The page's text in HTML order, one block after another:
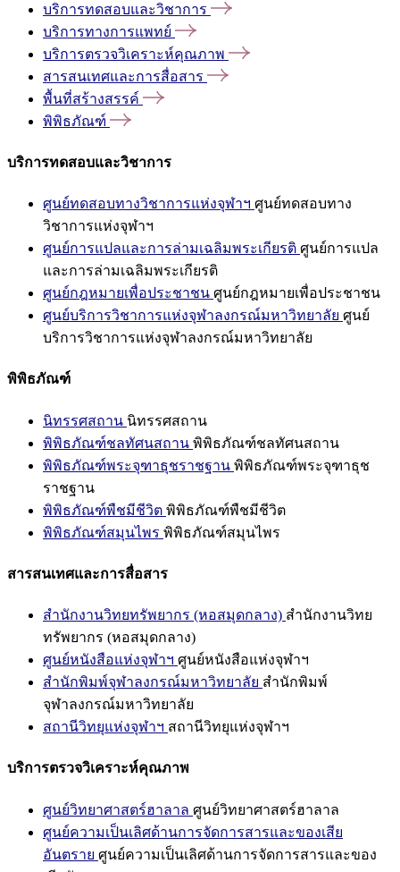
บริการทดสอบและวิชาการ
บริการทางการแพทย์
บริการตรวจวิเคราะห์คุณภาพ
สารสนเทศและการสื่อสาร
พื้นที่สร้างสรรค์
พิพิธภัณฑ์
บริการทดสอบและวิชาการ
ศูนย์ทดสอบทางวิชาการแห่งจุฬาฯ ศูนย์ทดสอบทาง
วิชาการแห่งจุฬาฯ
ศูนย์การแปลและการล่ามเฉลิมพระเกียรติ ศูนย์การแปล
และการล่ามเฉลิมพระเกียรติ
ศูนย์กฎหมายเพื่อประชาชน ศูนย์กฎหมายเพื่อประชาชน
ศูนย์บริการวิชาการแห่งจุฬาลงกรณ์มหาวิทยาลัย ศูนย์
บริการวิชาการแห่งจุฬาลงกรณ์มหาวิทยาลัย
พิพิธภัณฑ์
นิทรรศสถาน นิทรรศสถาน
พิพิธภัณฑ์ชลทัศนสถาน พิพิธภัณฑ์ชลทัศนสถาน
พิพิธภัณฑ์พระจุฑาธุชราชฐาน พิพิธภัณฑ์พระจุฑาธุช
ราชฐาน
พิพิธภัณฑ์พืชมีชีวิต พิพิธภัณฑ์พืชมีชีวิต
พิพิธภัณฑ์สมุนไพร พิพิธภัณฑ์สมุนไพร
สารสนเทศและการสื่อสาร
สำนักงานวิทยทรัพยากร (หอสมุดกลาง) สำนักงานวิทย
ทรัพยากร (หอสมุดกลาง)
ศูนย์หนังสือแห่งจุฬาฯ ศูนย์หนังสือแห่งจุฬาฯ
สำนักพิมพ์จุฬาลงกรณ์มหาวิทยาลัย สำนักพิมพ์
จุฬาลงกรณ์มหาวิทยาลัย
สถานีวิทยุแห่งจุฬาฯ สถานีวิทยุแห่งจุฬาฯ
บริการตรวจวิเคราะห์คุณภาพ
ศูนย์วิทยาศาสตร์ฮาลาล ศูนย์วิทยาศาสตร์ฮาลาล
ศูนย์ความเป็นเลิศด้านการจัดการสารและของเสีย
อันตราย ศูนย์ความเป็นเลิศด้านการจัดการสารและของ